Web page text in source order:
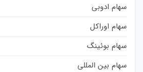
سهام ادوبی
سهام اوراکل
سهام بوئینگ
سهام بین المللی